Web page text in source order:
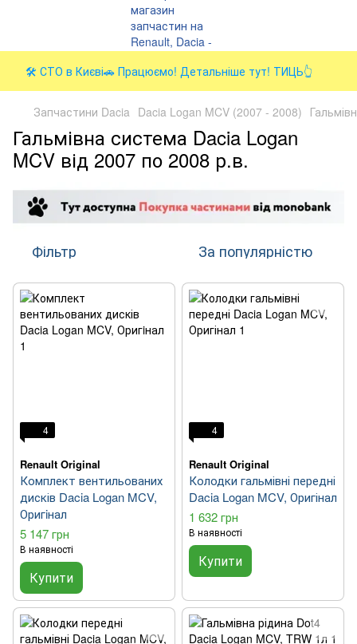
🛠️ СТО в Києві🚗 Працюємо! Детальніше тут! ТИЦЬ👆
Запчастини Dacia Dacia Logan MCV (2007 - 2008)
Гальмівна система Dacia Logan
MCV від 2007 по 2008 р.в.
Фільтр За популярністю
4
Renault Original
Комплект вентильованих
дисків Dacia Logan MCV,
Оригiнал
5 147 грн
В наявності
Купити
4
Renault Original
Колодки гальмівні передні
Dacia Logan MCV, Оригінал
1 632 грн
В наявності
Купити